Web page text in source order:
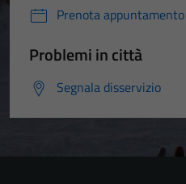
Prenota appuntamento
Problemi in città
Segnala disservizio